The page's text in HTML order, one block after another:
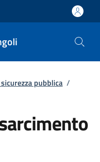
pubblica /